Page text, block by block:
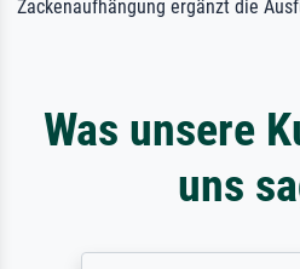
Zackenaufhängung ergänzt die
Was unsere
uns